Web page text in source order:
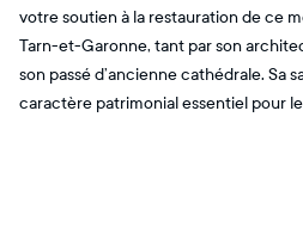
votre soutien à la restauration de ce
Tarn-et-Garonne, tant par son
son passé d’ancienne cathédrale. Sa
caractère patrimonial essentiel pour